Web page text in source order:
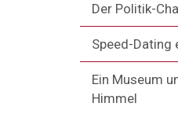
Der Politik-
Speed-Dating
Ein Museum
Himmel